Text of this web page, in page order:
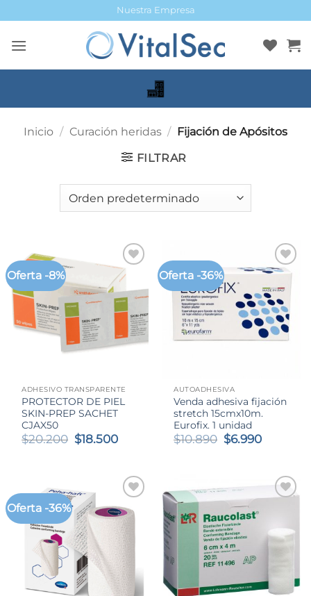
al
contenido
Nuestra Empresa
Inicio / Curación heridas / Fijación de Apósitos
FILTRAR
Oferta -8%
ADHESIVO TRANSPARENTE
PROTECTOR DE PIEL
SKIN-PREP SACHET
CJAX50
$20.200 El
$20.200.
$18.500El
es:
$18.500.
Oferta -36%
AUTOADHESIVA
Venda adhesiva fijación
stretch 15cmx10m.
Eurofix. 1 unidad
$10.890 El
$10.890.
$6.990El
$6.990.
Oferta -36%